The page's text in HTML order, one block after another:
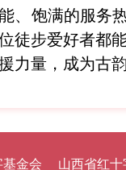
、饱满的服务
徒步爱好者都
力量，成为古
基金会 山西省红十